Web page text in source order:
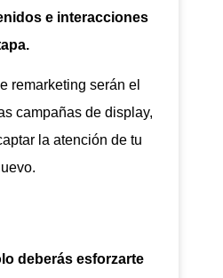
e interacciones
remarketing serán el
campañas de display,
la atención de tu
deberás esforzarte